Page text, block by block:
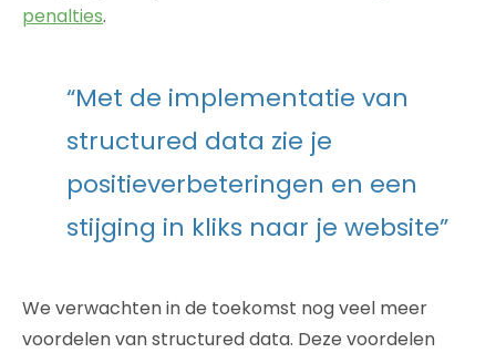
penalties.
“Met de implementatie van
structured data zie je
positieverbeteringen en een
stijging in kliks naar je website”
We verwachten in de toekomst nog veel meer
voordelen van structured data. Deze voordelen